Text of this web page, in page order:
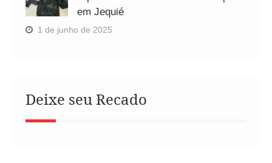
em Jequié
1 de junho de 2025
Deixe seu Recado